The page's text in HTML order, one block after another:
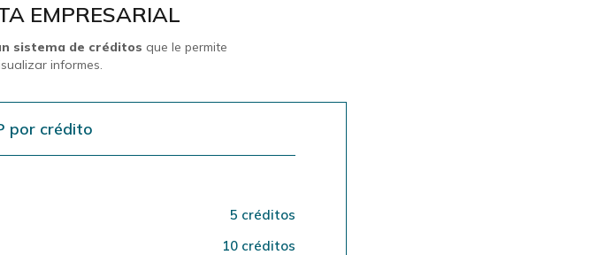
EMPRESARIAL
sistema de créditos que le permite
informes.
por crédito
5 créditos
10 créditos